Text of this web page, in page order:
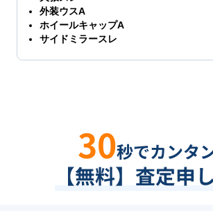
外装ウスA
ホイールキャップA
サイドミラースレ
30秒でカンタ
【無料】査定申